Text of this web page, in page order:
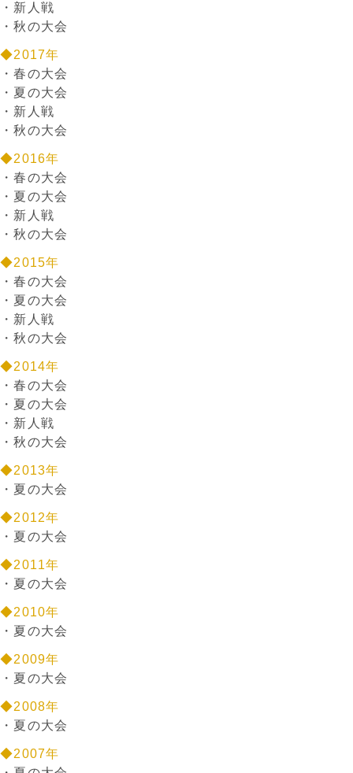
・ 新人戦
・秋の大会
◆2017年
・春の大会
・ 夏の大会
・ 新人戦
・秋の大会
◆2016年
・春の大会
・ 夏の大会
・ 新人戦
・秋の大会
◆2015年
・春の大会
・ 夏の大会
・ 新人戦
・秋の大会
◆2014年
・春の大会
・ 夏の大会
・ 新人戦
・秋の大会
◆2013年
・ 夏の大会
◆2012年
・ 夏の大会
◆2011年
・ 夏の大会
◆2010年
・ 夏の大会
◆2009年
・ 夏の大会
◆2008年
・ 夏の大会
◆2007年